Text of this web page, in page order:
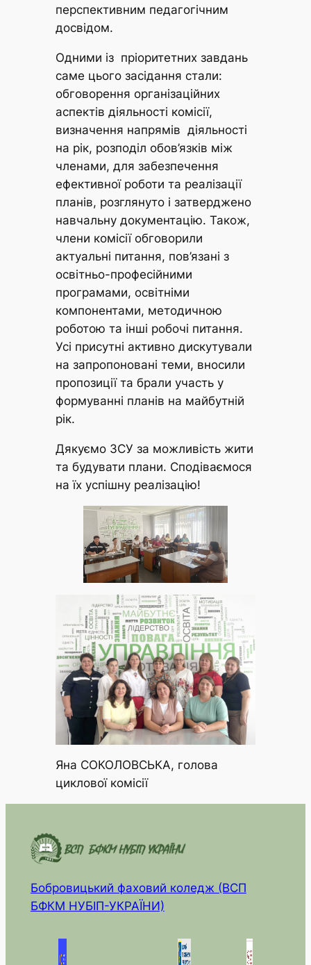
перспективним педагогічним
досвідом.
Одними із пріоритетних завдань
саме цього засідання стали:
обговорення організаційних
аспектів діяльності комісії,
визначення напрямів діяльності
на рік, розподіл обов’язків між
членами, для забезпечення
ефективної роботи та реалізації
планів, розглянуто і затверджено
навчальну документацію. Також,
члени комісії обговорили
актуальні питання, пов’язані з
освітньо-професійними
програмами, освітніми
компонентами, методичною
роботою та інші робочі питання.
Усі присутні активно дискутували
на запропоновані теми, вносили
пропозиції та брали участь у
формуванні планів на майбутній
рік.
Дякуємо ЗСУ за можливість жити
та будувати плани. Сподіваємося
на їх успішну реалізацію!
Яна СОКОЛОВСЬКА, голова
циклової комісії
Бобровицький фаховий коледж (ВСП
БФКМ НУБІП-УКРАЇНИ)